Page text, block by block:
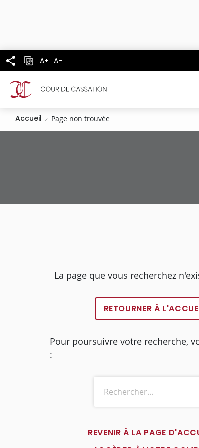
A+ A-
Accueil Page non trouvée
La page que vous recherchez
RETOURNER À
Pour poursuivre votre recherche,
:
REVENIR À LA PAGE